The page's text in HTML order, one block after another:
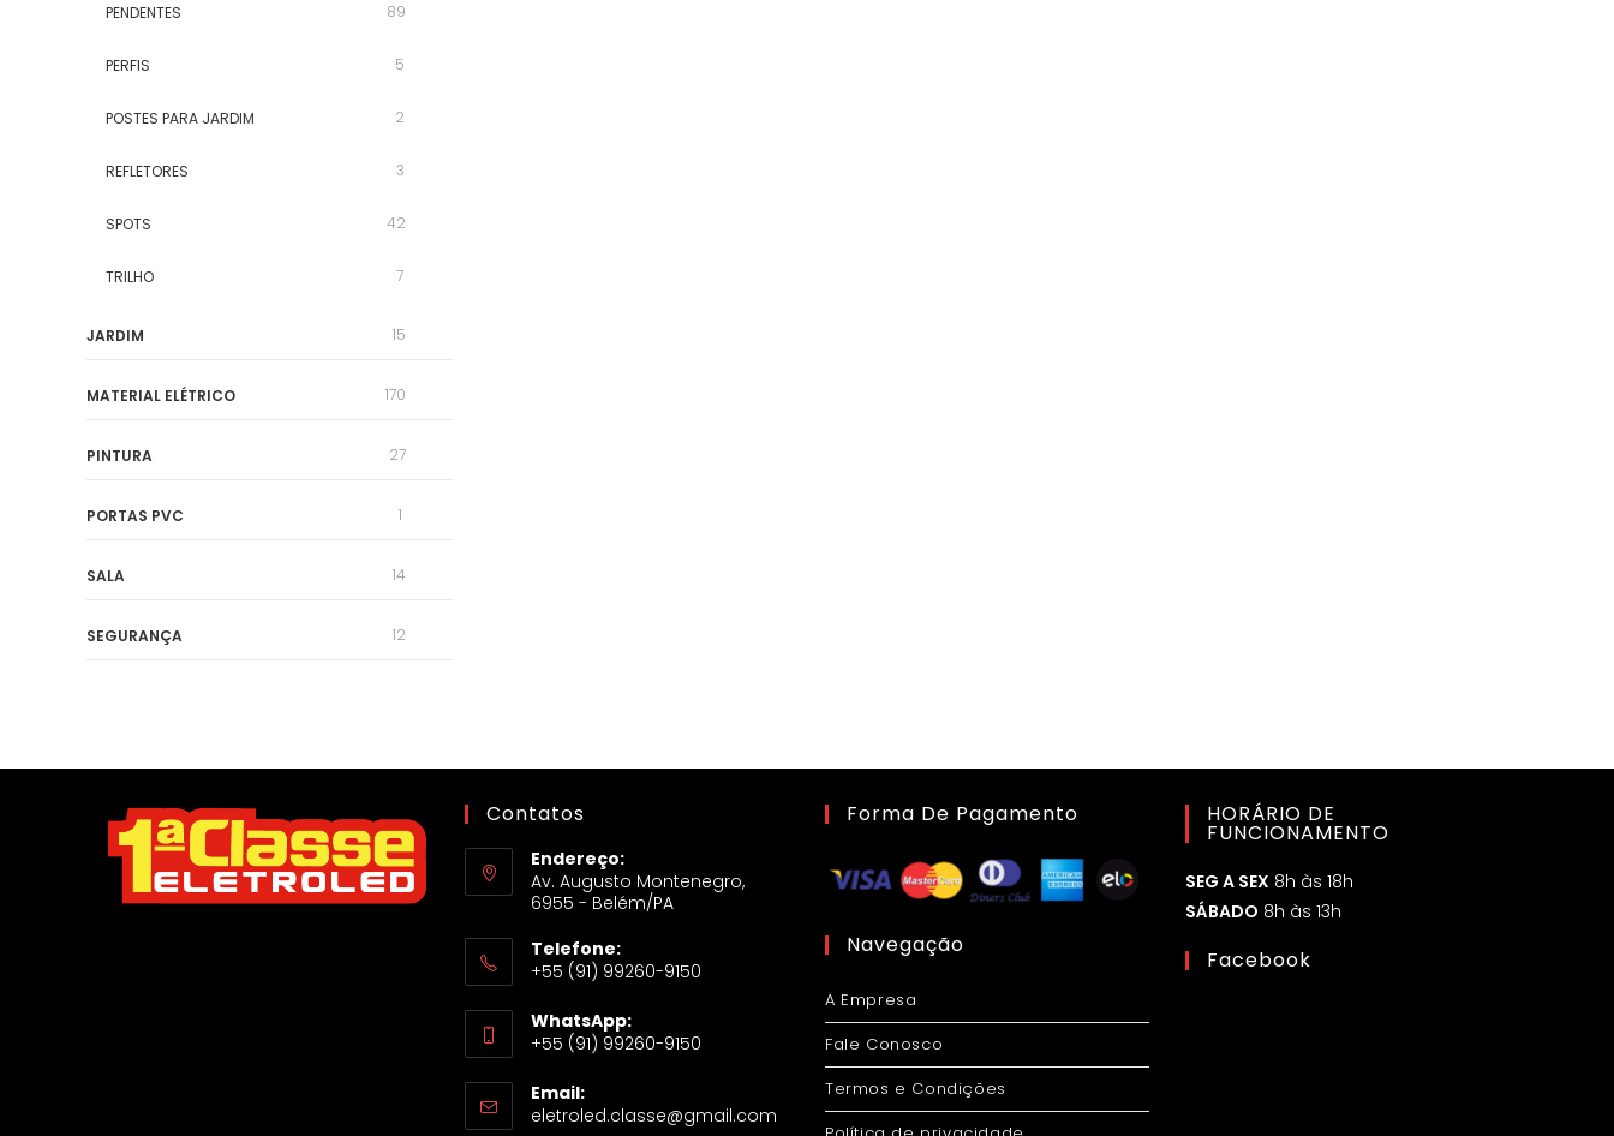
PENDENTES 89
PERFIS 5
POSTES PARA JARDIM 2
REFLETORES 3
SPOTS 42
TRILHO 7
JARDIM 15
MATERIAL ELÉTRICO 170
PINTURA 27
PORTAS PVC 1
SALA 14
SEGURANÇA 12
Contatos
Endereço:
Av. Augusto Montenegro,
6955 - Belém/PA
Telefone:
+55 (91) 99260-9150
WhatsApp:
+55 (91) 99260-9150
Email:
eletroled.classe@gmail.com
Forma De Pagamento
Navegação
A Empresa
Fale Conosco
Termos e Condições
HORÁRIO DE
FUNCIONAMENTO
SEG A SEX 8h às 18h
SÁBADO 8h às 13h
Facebook